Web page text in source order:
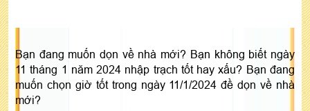
Bạn đang muốn dọn về nhà mới? Bạn không biết ngày
11 tháng 1 năm 2024 nhập trạch tốt hay xấu? Bạn đang
muốn chọn giờ tốt trong ngày 11/1/2024 đề dọn về nhà
mới?